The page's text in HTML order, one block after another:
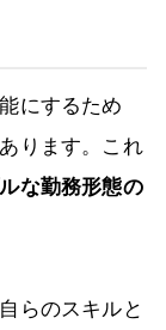
にするため
ります。これ
な勤務形態の
らのスキルと